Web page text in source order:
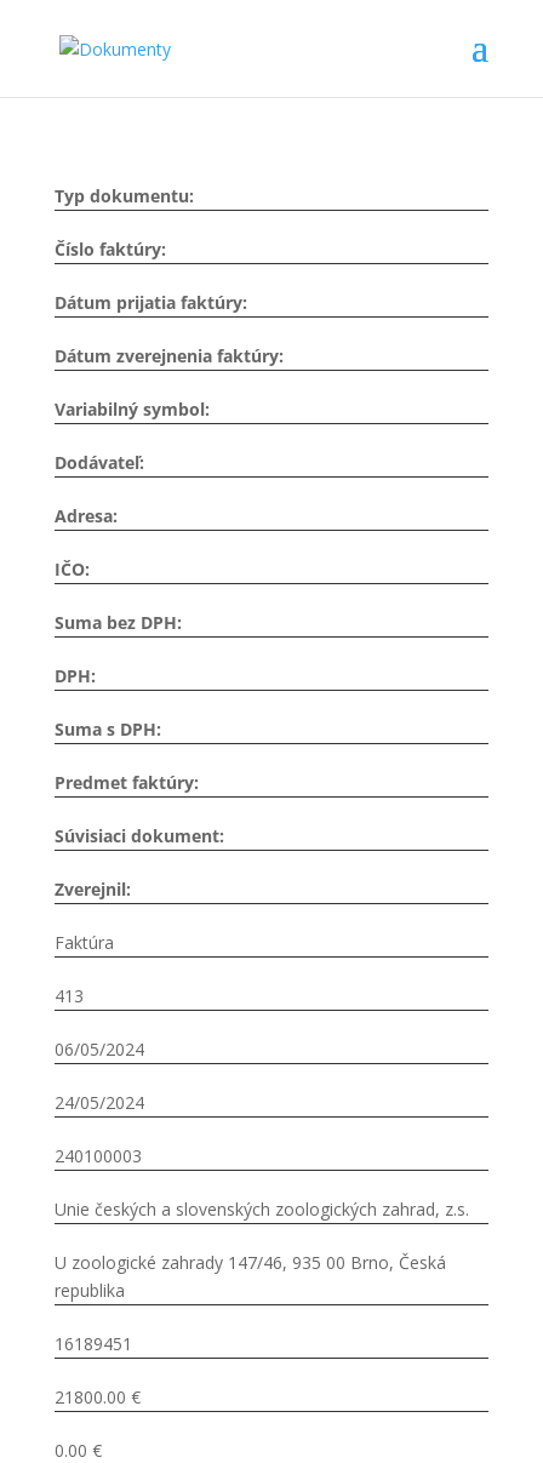
Typ dokumentu:
Číslo faktúry:
Dátum prijatia faktúry:
Dátum zverejnenia faktúry:
Variabilný symbol:
Dodávateľ:
Adresa:
IČO:
Suma bez DPH:
DPH:
Suma s DPH:
Predmet faktúry:
Súvisiaci dokument:
Zverejnil:
Faktúra
413
06/05/2024
24/05/2024
240100003
Unie českých a slovenských zoologických zahrad, z.s.
U zoologické zahrady 147/46, 935 00 Brno, Česká
republika
16189451
21800.00 €
0.00 €